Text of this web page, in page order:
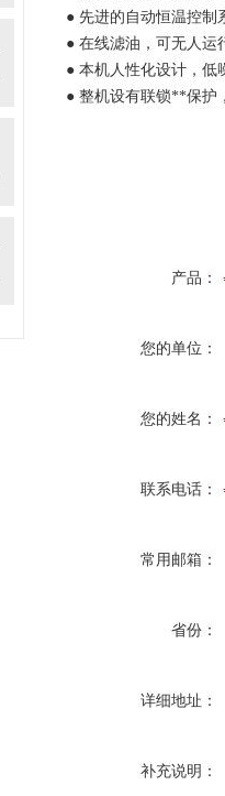
● 先进的自动恒温控制
● 在线滤油，可无人运
● 本机人性化设计，低
● 整机设有联锁**保护
产品：
您的单位：
您的姓名：
联系电话：
常用邮箱：
省份：
详细地址：
补充说明：